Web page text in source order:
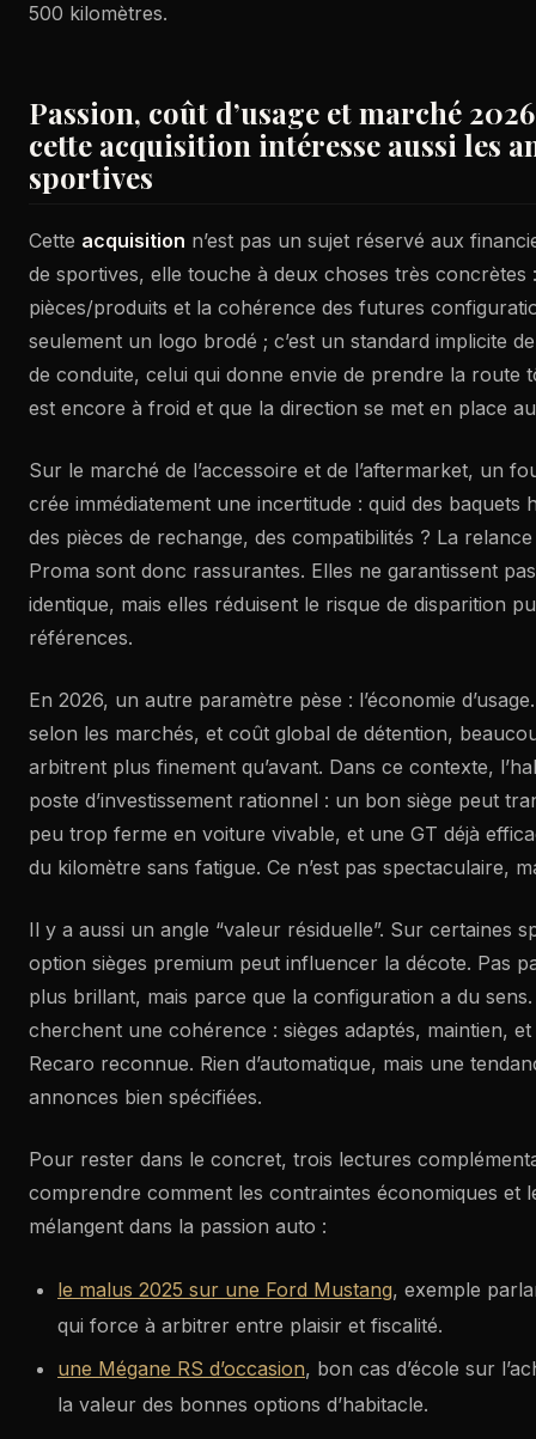
500 kilomètres.
Passion, coût d’usage et marché
cette acquisition intéresse aussi les
sportives
Cette acquisition n’est pas un sujet réservé aux
de sportives, elle touche à deux choses très concrètes
pièces/produits et la cohérence des futures
seulement un logo brodé ; c’est un standard implicite
de conduite, celui qui donne envie de prendre la route
est encore à froid et que la direction se met en place
Sur le marché de l’accessoire et de l’aftermarket, un
crée immédiatement une incertitude : quid des baquets
des pièces de rechange, des compatibilités ? La
Proma sont donc rassurantes. Elles ne garantissent
identique, mais elles réduisent le risque de disparition
références.
En 2026, un autre paramètre pèse : l’économie
selon les marchés, et coût global de détention,
arbitrent plus finement qu’avant. Dans ce contexte,
poste d’investissement rationnel : un bon siège peut
peu trop ferme en voiture vivable, et une GT déjà
du kilomètre sans fatigue. Ce n’est pas spectaculaire,
Il y a aussi un angle “valeur résiduelle”. Sur certaines
option sièges premium peut influencer la décote. Pas
plus brillant, mais parce que la configuration a du
cherchent une cohérence : sièges adaptés, maintien,
Recaro reconnue. Rien d’automatique, mais une
annonces bien spécifiées.
Pour rester dans le concret, trois lectures
comprendre comment les contraintes économiques et
mélangent dans la passion auto :
le malus 2025 sur une Ford Mustang, exemple
qui force à arbitrer entre plaisir et fiscalité.
une Mégane RS d’occasion, bon cas d’école sur
la valeur des bonnes options d’habitacle.